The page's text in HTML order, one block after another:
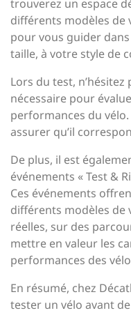
trouverez un espace
différents modèles de
pour vous guider
taille, à votre style de
Lors du test,
nécessaire pour
performances du
assurer qu’il
De plus, il est
événements « Test &
Ces événements
différents modèles de
réelles, sur des
mettre en valeur les
performances des
En résumé, chez
tester un vélo avant